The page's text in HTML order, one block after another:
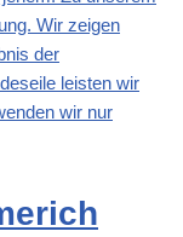
Wir zeigen
der
leisten wir
wir nur